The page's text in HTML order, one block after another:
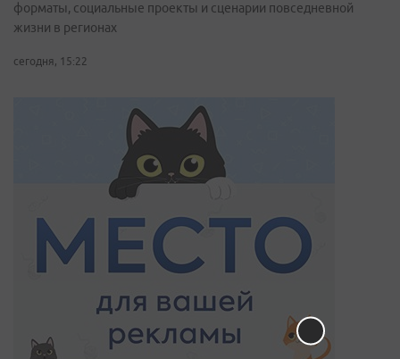
форматы, социальные проекты и сценарии повседневной
жизни в регионах
сегодня, 15:22